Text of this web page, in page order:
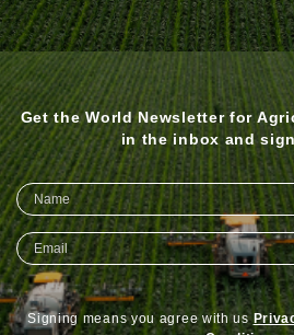
Get the World Newsletter for
in the inbox and
Signing means you agree with us